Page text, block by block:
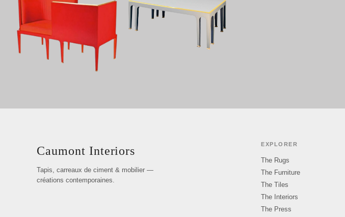
Caumont Interiors
Tapis, carreaux de ciment & mobilier —
créations contemporaines.
EXPLORER
The Rugs
The Furniture
The Tiles
The Interiors
The Press